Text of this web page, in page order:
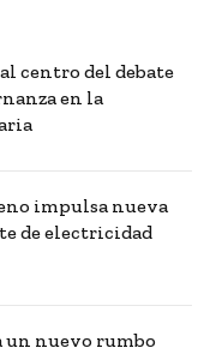
centro del debate
en la
impulsa nueva
de electricidad
un nuevo rumbo